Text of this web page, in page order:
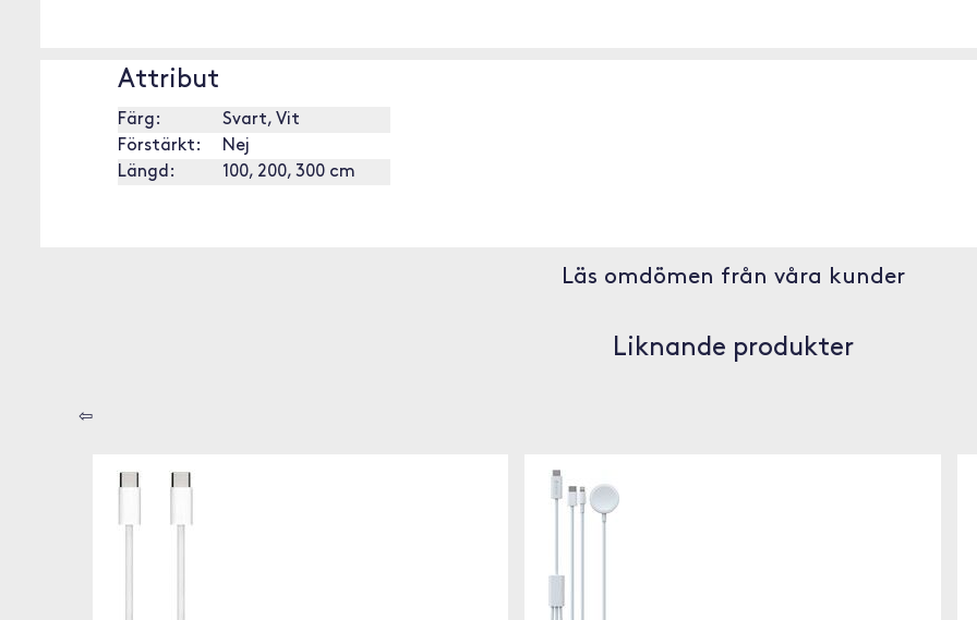
Attribut
Färg:
Svart, Vit
Förstärkt:
Nej
Längd:
100, 200, 300 cm
Läs omdömen från våra kunder
Liknande produkter
⇦